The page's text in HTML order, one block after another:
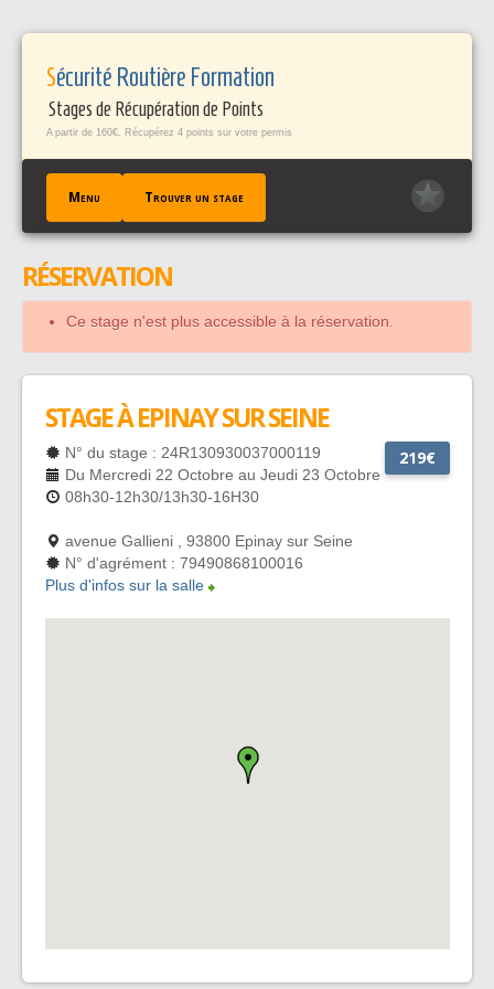
Sécurité Routière Formation
Stages de Récupération de Points
A partir de 160€. Récupérez 4 points sur votre permis
Menu Trouver un stage
ACCUEIL
TROUVER UN STAGE
EN SAVOIR +
RÉSERVATION
Ce stage n'est plus accessible à la réservation.
STAGE À EPINAY SUR SEINE
219€
N° du stage : 24R130930037000119
Du Mercredi 22 Octobre au Jeudi 23 Octobre
08h30-12h30/13h30-16H30
avenue Gallieni , 93800 Epinay sur Seine
N° d'agrément : 79490868100016
Plus d'infos sur la salle